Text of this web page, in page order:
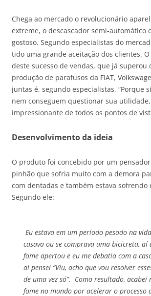
Chega ao mercado o revolucionário
extreme, o descascador semi-automático
gostoso. Segundo especialistas do
tido uma grande aceitação dos clientes.
deste sucesso de vendas, que já superou
produção de parafusos da FIAT,
juntas é, segundo especialistas, “Porque
nem conseguem questionar sua
impressionante de todos os pontos de
Desenvolvimento da ideia
O produto foi concebido por um
pinhão que sofria muito com a demora
com dentadas e também estava sofrendo
Segundo ele:
Eu estava em um período pesado na
casava ou se comprava uma bicicreta, aí
fome apertou e eu me debatia com a
aí pensei “Viu, acho que vou resolver
de uma vez só”. Como resultado, acabei
fome no mundo por acelerar o processo